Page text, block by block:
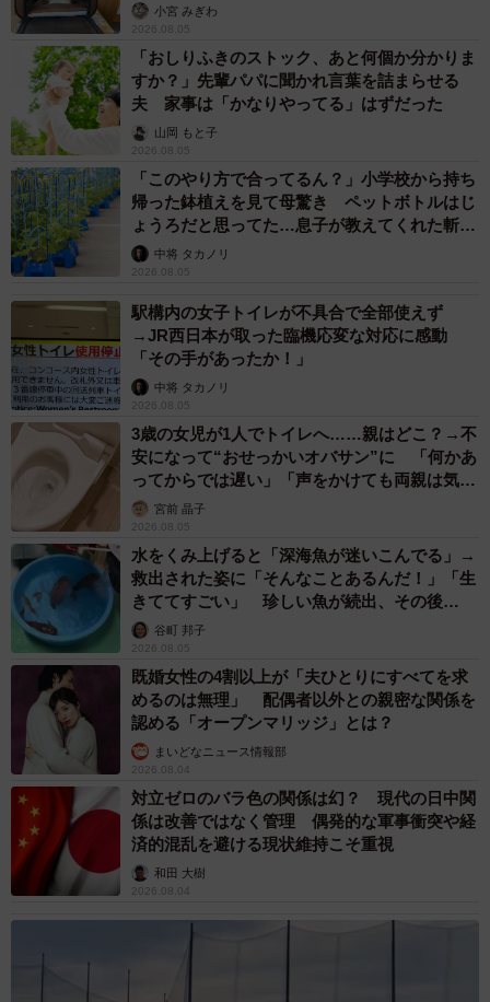
小宮 みぎわ
2026.08.05
「おしりふきのストック、あと何個か分かりま
すか？」先輩パパに聞かれ言葉を詰まらせる
夫 家事は「かなりやってる」はずだった
山岡 もと子
2026.08.05
「このやり方で合ってるん？」小学校から持ち
帰った鉢植えを見て母驚き ペットボトルはじ
ょうろだと思ってた…息子が教えてくれた斬新
な水やりとは
中将 タカノリ
2026.08.05
駅構内の女子トイレが不具合で全部使えず
→JR西日本が取った臨機応変な対応に感動
「その手があったか！」
中将 タカノリ
2026.08.05
3歳の女児が1人でトイレへ……親はどこ？→不
安になって“おせっかいオバサン”に 「何かあ
ってからでは遅い」「声をかけても両親は気づ
かぬまま」
宮前 晶子
2026.08.05
水をくみ上げると「深海魚が迷いこんでる」→
救出された姿に「そんなことあるんだ！」「生
きててすごい」 珍しい魚が続出、その後
は……谷町 邦子
2026.08.05
既婚女性の4割以上が「夫ひとりにすべてを求
めるのは無理」 配偶者以外との親密な関係を
認める「オープンマリッジ」とは？
まいどなニュース情報部
2026.08.04
対立ゼロのバラ色の関係は幻？ 現代の日中関
係は改善ではなく管理 偶発的な軍事衝突や経
済的混乱を避ける現状維持こそ重視
和田 大樹
2026.08.04